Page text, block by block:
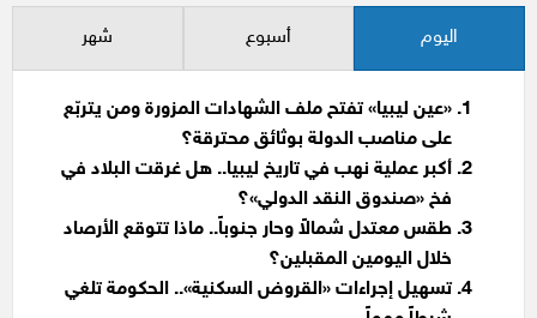
اليوم أسبوع شهر
«عين ليبيا» تفتح ملف الشهادات المزورة ومن يتربّع
على مناصب الدولة بوثائق محترقة؟
أكبر عملية نهب في تاريخ ليبيا.. هل غرقت البلاد في
فخ «صندوق النقد الدولي»؟
طقس معتدل شمالاً وحار جنوباً.. ماذا تتوقع الأرصاد
خلال اليومين المقبلين؟
تسهيل إجراءات «القروض السكنية».. الحكومة تلغي